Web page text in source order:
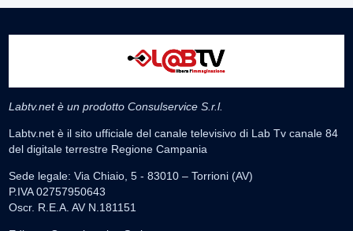
Labtv.net è un prodotto Consulservice S.r.l.
Labtv.net è il sito ufficiale del canale televisivo di Lab Tv canale 84
del digitale terrestre Regione Campania
Sede legale: Via Chiaio, 5 - 83010 – Torrioni (AV)
P.IVA 02757950643
Oscr. R.E.A. AV N.181151